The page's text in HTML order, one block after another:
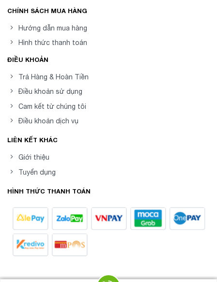
CHÍNH SÁCH MUA HÀNG
Hướng dẫn mua hàng
Hình thức thanh toán
ĐIỀU KHOẢN
Trả Hàng & Hoàn Tiền
Điều khoản sử dụng
Cam kết từ chúng tôi
Điều khoản dịch vụ
LIÊN KẾT KHÁC
Giới thiệu
Tuyển dụng
HÌNH THỨC THANH TOÁN